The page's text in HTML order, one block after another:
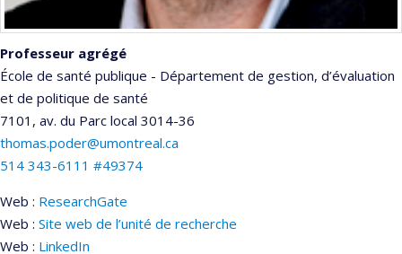
Professeur agrégé
École de santé publique - Département de gestion, d’évaluation
et de politique de santé
7101, av. du Parc local 3014-36
thomas.poder@umontreal.ca
514 343-6111 #49374
Web : ResearchGate
Web : Site web de l’unité de recherche
Web : LinkedIn